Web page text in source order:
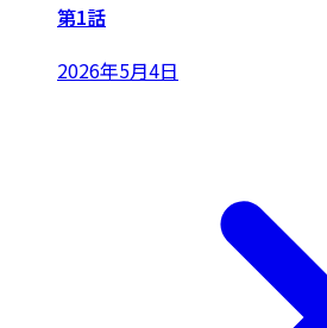
第1話
2026年5月4日